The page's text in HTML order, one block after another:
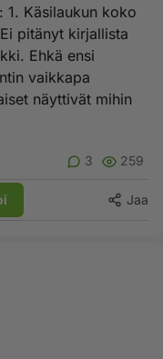
1. Käsilaukun koko
pitänyt kirjallista
Ehkä ensi
vaikkapa
näyttivät mihin
3 259
Jaa